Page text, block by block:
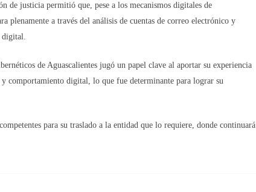
de justicia permitió que, pese a los mecanismos digitales de
plenamente a través del análisis de cuentas de correo electrónico y
digital.
de Aguascalientes jugó un papel clave al aportar su experiencia
comportamiento digital, lo que fue determinante para lograr su
para su traslado a la entidad que lo requiere, donde continuará